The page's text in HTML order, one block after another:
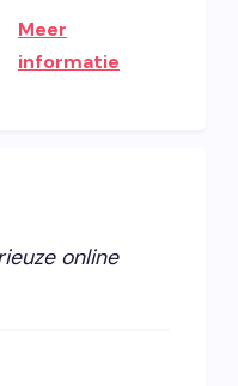
Meer
informatie
online